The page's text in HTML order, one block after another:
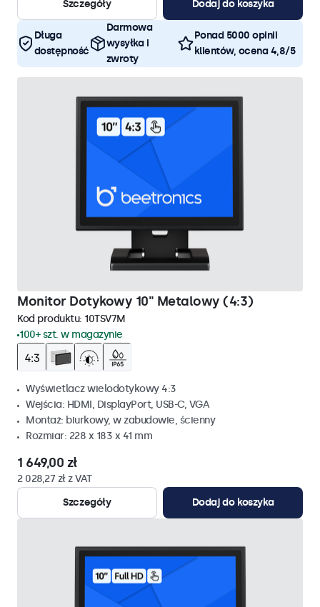
Szczegóły Dodaj do koszyka
Długa
dostępność
Darmowa
wysyłka i
zwroty
Ponad 5000 opinii
klientów, ocena 4,8/5
Monitor Dotykowy 10" Metalowy (4:3)
Kod produktu: 10TSV7M
100+ szt. w magazynie
Wyświetlacz wielodotykowy 4:3
Wejścia: HDMI, DisplayPort, USB-C, VGA
Montaż: biurkowy, w zabudowie, ścienny
Rozmiar: 228 x 183 x 41 mm
1 649,00 zł
2 028,27 zł z VAT
Szczegóły
Dodaj do koszyka